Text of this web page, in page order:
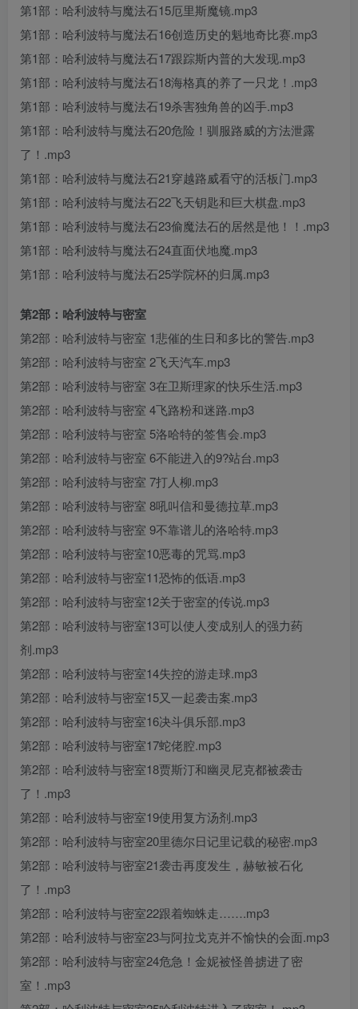
第1部：哈利波特与魔法石15厄里斯魔镜.mp3
第1部：哈利波特与魔法石16创造历史的魁地奇比赛.mp3
第1部：哈利波特与魔法石17跟踪斯内普的大发现.mp3
第1部：哈利波特与魔法石18海格真的养了一只龙！.mp3
第1部：哈利波特与魔法石19杀害独角兽的凶手.mp3
第1部：哈利波特与魔法石20危险！驯服路威的方法泄露
了！.mp3
第1部：哈利波特与魔法石21穿越路威看守的活板门.mp3
第1部：哈利波特与魔法石22飞天钥匙和巨大棋盘.mp3
第1部：哈利波特与魔法石23偷魔法石的居然是他！！.mp3
第1部：哈利波特与魔法石24直面伏地魔.mp3
第1部：哈利波特与魔法石25学院杯的归属.mp3
第2部：哈利波特与密室
第2部：哈利波特与密室 1悲催的生日和多比的警告.mp3
第2部：哈利波特与密室 2飞天汽车.mp3
第2部：哈利波特与密室 3在卫斯理家的快乐生活.mp3
第2部：哈利波特与密室 4飞路粉和迷路.mp3
第2部：哈利波特与密室 5洛哈特的签售会.mp3
第2部：哈利波特与密室 6不能进入的9?站台.mp3
第2部：哈利波特与密室 7打人柳.mp3
第2部：哈利波特与密室 8吼叫信和曼德拉草.mp3
第2部：哈利波特与密室 9不靠谱儿的洛哈特.mp3
第2部：哈利波特与密室10恶毒的咒骂.mp3
第2部：哈利波特与密室11恐怖的低语.mp3
第2部：哈利波特与密室12关于密室的传说.mp3
第2部：哈利波特与密室13可以使人变成别人的强力药
剂.mp3
第2部：哈利波特与密室14失控的游走球.mp3
第2部：哈利波特与密室15又一起袭击案.mp3
第2部：哈利波特与密室16决斗俱乐部.mp3
第2部：哈利波特与密室17蛇佬腔.mp3
第2部：哈利波特与密室18贾斯汀和幽灵尼克都被袭击
了！.mp3
第2部：哈利波特与密室19使用复方汤剂.mp3
第2部：哈利波特与密室20里德尔日记里记载的秘密.mp3
第2部：哈利波特与密室21袭击再度发生，赫敏被石化
了！.mp3
第2部：哈利波特与密室22跟着蜘蛛走…….mp3
第2部：哈利波特与密室23与阿拉戈克并不愉快的会面.mp3
第2部：哈利波特与密室24危急！金妮被怪兽掳进了密
室！.mp3